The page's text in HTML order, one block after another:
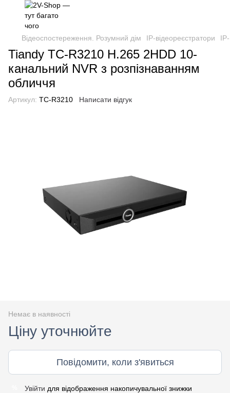
Відеоспостереження. Розумний дім IP-відеореєстратори
Tiandy TC-R3210 H.265 2HDD 10-
канальний NVR з розпізнаванням
обличчя
Артикул: TC-R3210 Написати відгук
Немає в наявності
Ціну уточнюйте
Повідомити, коли з'явиться
Увійти для відображення накопичувальної знижки